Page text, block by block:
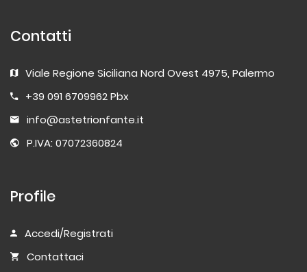
Contatti
Viale Regione Siciliana Nord Ovest 4975, Palermo
+39 091 6709962 Pbx
info@astetrionfante.it
P.IVA: 07072360824
Profile
Accedi/Registrati
Contattaci